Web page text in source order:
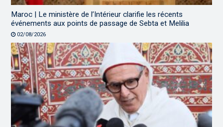
Maroc | Le ministère de l’Intérieur clarifie les récents
événements aux points de passage de Sebta et Melilia
02/08/2026